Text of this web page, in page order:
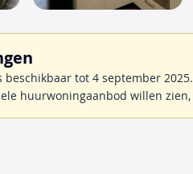
beschikbaar tot 4 september 2025.
huurwoningaanbod willen zien,